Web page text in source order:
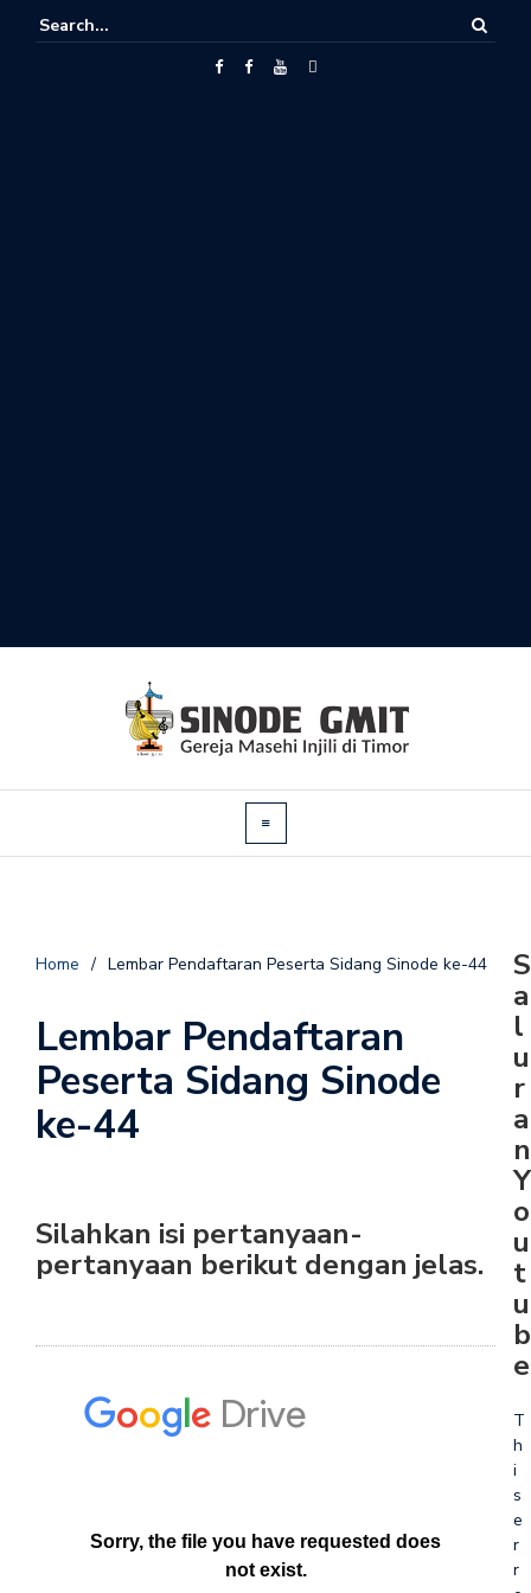
Home / Lembar Pendaftaran Peserta Sidang Sinode ke-44
Lembar Pendaftaran
Peserta Sidang Sinode
ke-44
Silahkan isi pertanyaan-
pertanyaan berikut dengan jelas.
S
a
l
u
r
a
n
Y
o
u
t
u
b
e
T
h
i
s
e
r
r